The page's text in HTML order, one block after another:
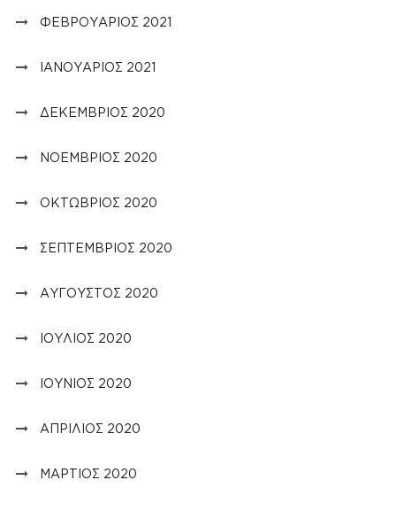
ΦΕΒΡΟΥΆΡΙΟΣ 2021
ΙΑΝΟΥΆΡΙΟΣ 2021
ΔΕΚΈΜΒΡΙΟΣ 2020
ΝΟΈΜΒΡΙΟΣ 2020
ΟΚΤΏΒΡΙΟΣ 2020
ΣΕΠΤΈΜΒΡΙΟΣ 2020
ΑΎΓΟΥΣΤΟΣ 2020
ΙΟΎΛΙΟΣ 2020
ΙΟΎΝΙΟΣ 2020
ΑΠΡΊΛΙΟΣ 2020
ΜΆΡΤΙΟΣ 2020